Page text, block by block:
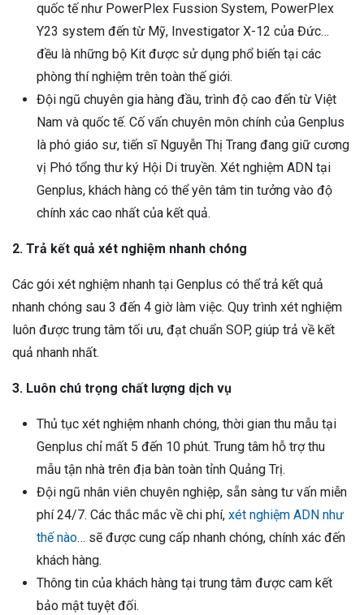
quốc tế như PowerPlex Fussion System, PowerPlex
Y23 system đến từ Mỹ, Investigator X-12 của Đức…
đều là những bộ Kit được sử dụng phổ biến tại các
phòng thí nghiệm trên toàn thế giới.
Đội ngũ chuyên gia hàng đầu, trình độ cao đến từ Việt
Nam và quốc tế. Cố vấn chuyên môn chính của Genplus
là phó giáo sư, tiến sĩ Nguyễn Thị Trang đang giữ cương
vị Phó tổng thư ký Hội Di truyền. Xét nghiệm ADN tại
Genplus, khách hàng có thể yên tâm tin tưởng vào độ
chính xác cao nhất của kết quả.
2. Trả kết quả xét nghiệm nhanh chóng
Các gói xét nghiệm nhanh tại Genplus có thể trả kết quả
nhanh chóng sau 3 đến 4 giờ làm việc. Quy trình xét nghiệm
luôn được trung tâm tối ưu, đạt chuẩn SOP, giúp trả về kết
quả nhanh nhất.
3. Luôn chú trọng chất lượng dịch vụ
Thủ tục xét nghiệm nhanh chóng, thời gian thu mẫu tại
Genplus chỉ mất 5 đến 10 phút. Trung tâm hỗ trợ thu
mẫu tận nhà trên địa bàn toàn tỉnh Quảng Trị.
Đội ngũ nhân viên chuyên nghiệp, sẵn sàng tư vấn miễn
phí 24/7. Các thắc mắc về chi phí, xét nghiệm ADN như
thế nào… sẽ được cung cấp nhanh chóng, chính xác đến
khách hàng.
Thông tin của khách hàng tại trung tâm được cam kết
bảo mật tuyệt đối.